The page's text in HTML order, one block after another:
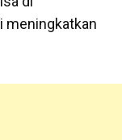
meningkatkan